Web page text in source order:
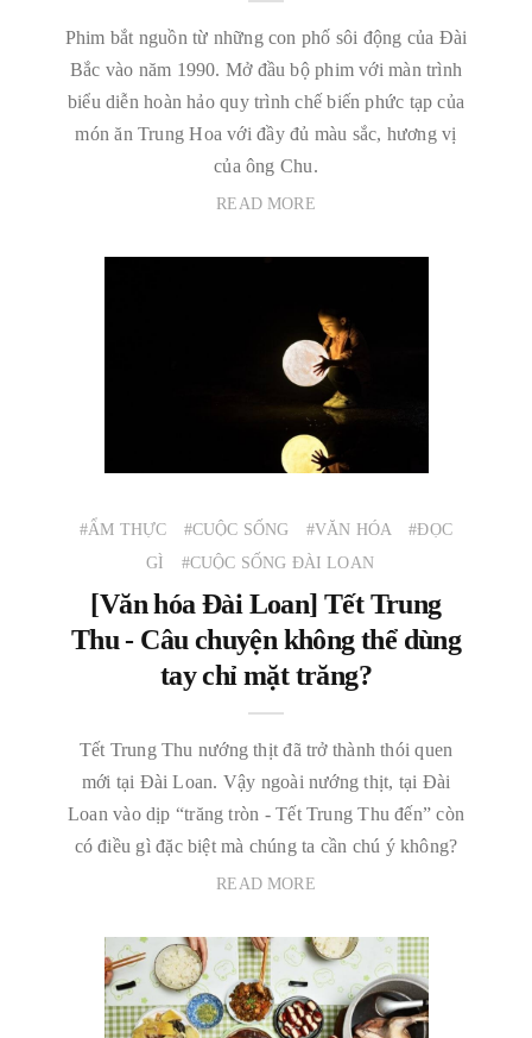
Phim bắt nguồn từ những con phố sôi động của Đài
Bắc vào năm 1990. Mở đầu bộ phim với màn trình
biểu diễn hoàn hảo quy trình chế biến phức tạp của
món ăn Trung Hoa với đầy đủ màu sắc, hương vị
của ông Chu.
READ MORE
#ẨM THỰC #CUỘC SỐNG #VĂN HÓA
#ĐỌC
GÌ
#CUỘC SỐNG ĐÀI LOAN
[Văn hóa Đài Loan] Tết Trung
Thu - Câu chuyện không thể dùng
tay chỉ mặt trăng?
Tết Trung Thu nướng thịt đã trở thành thói quen
mới tại Đài Loan. Vậy ngoài nướng thịt, tại Đài
Loan vào dịp “trăng tròn - Tết Trung Thu đến” còn
có điều gì đặc biệt mà chúng ta cần chú ý không?
READ MORE